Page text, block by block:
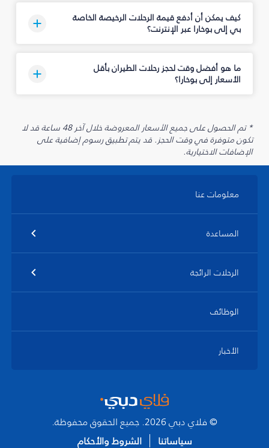
كيف يمكن أن أدفع قيمة الرحلات الرخيصة الخاصة
بي إلى بوخارا عبر الإنترنت؟
ما هو أفضل وقت لحجز رحلات الطيران بأقل
الأسعار إلى بوخارا؟
* تم الحصول على جميع الأسعار المعروضة خلال آخر 48 ساعة قد لا
تكون متوفرة في وقت الحجز. قد يتم تطبيق رسوم إضافية على
الإضافات الاختيارية.
معلومات عنا
المساعدة
الرحلات الرائجة
الوظائف
الأخبار
© فلاي دبي 2026. جميع الحقوق محفوظة.
سياساتنا
الشروط والأحكام